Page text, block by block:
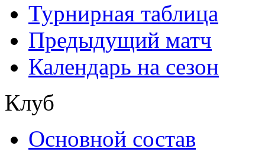
Турнирная таблица
Предыдущий матч
Календарь на сезон
Клуб
Основной состав